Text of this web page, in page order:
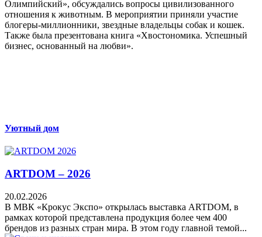
Олимпийский», обсуждались вопросы цивилизованного
отношения к животным. В мероприятии приняли участие
блогеры-миллионники, звездные владельцы собак и кошек.
Также была презентована книга «Хвостономика. Успешный
бизнес, основанный на любви».
Уютный дом
ARTDOM – 2026
20.02.2026
В МВК «Крокус Экспо» открылась выставка ARTDOM, в
рамках которой представлена продукция более чем 400
брендов из разных стран мира. В этом году главной темой...